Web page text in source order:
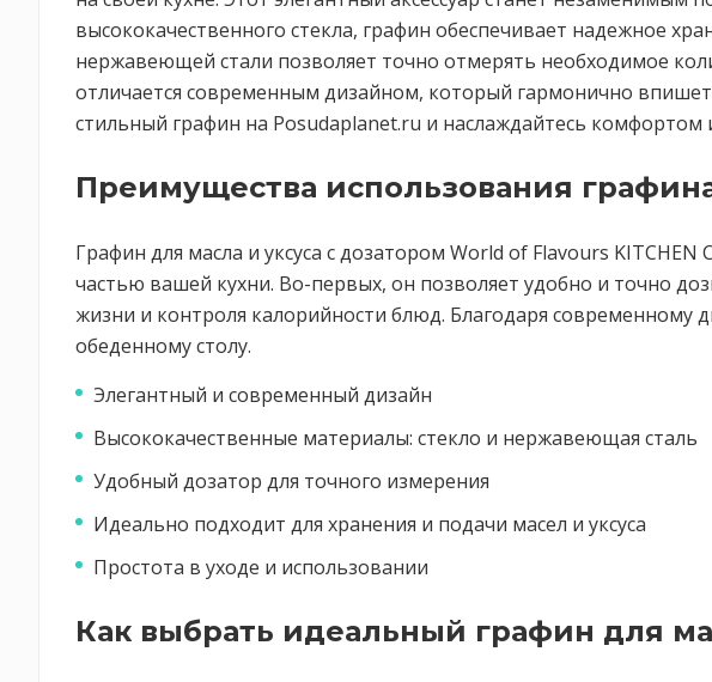
высококачественного стекла, графин обеспечивает надежное
нержавеющей стали позволяет точно отмерять необходимое
отличается современным дизайном, который гармонично
стильный графин на Posudaplanet.ru и наслаждайтесь комфортом
Преимущества использования
Графин для масла и уксуса с дозатором World of Flavours
частью вашей кухни. Во-первых, он позволяет удобно и точно
жизни и контроля калорийности блюд. Благодаря
обеденному столу.
Элегантный и современный дизайн
Высококачественные материалы: стекло и нержавеющая сталь
Удобный дозатор для точного измерения
Идеально подходит для хранения и подачи масел и уксуса
Простота в уходе и использовании
Как выбрать идеальный графин для